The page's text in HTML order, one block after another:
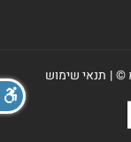
©
| תנאי שימוש